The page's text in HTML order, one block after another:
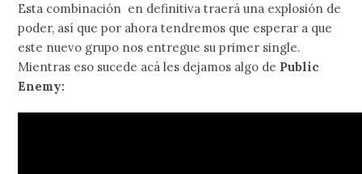
Esta combinación en definitiva traerá una explosión de
poder, así que por ahora tendremos que esperar a que
este nuevo grupo nos entregue su primer single.
Mientras eso sucede acá les dejamos algo de Public
Enemy: